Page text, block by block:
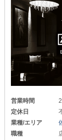
￣￣￣￣￣￣
特別なスキル
経験豊富なス
やる気や向上
長年積み上げ
皆さんを全力
未経験者さん
Wワーク希望
お気軽にご相
また、業界経
即戦力として
■社用車の利用
営業時間
定休日
業種/エリア
職種